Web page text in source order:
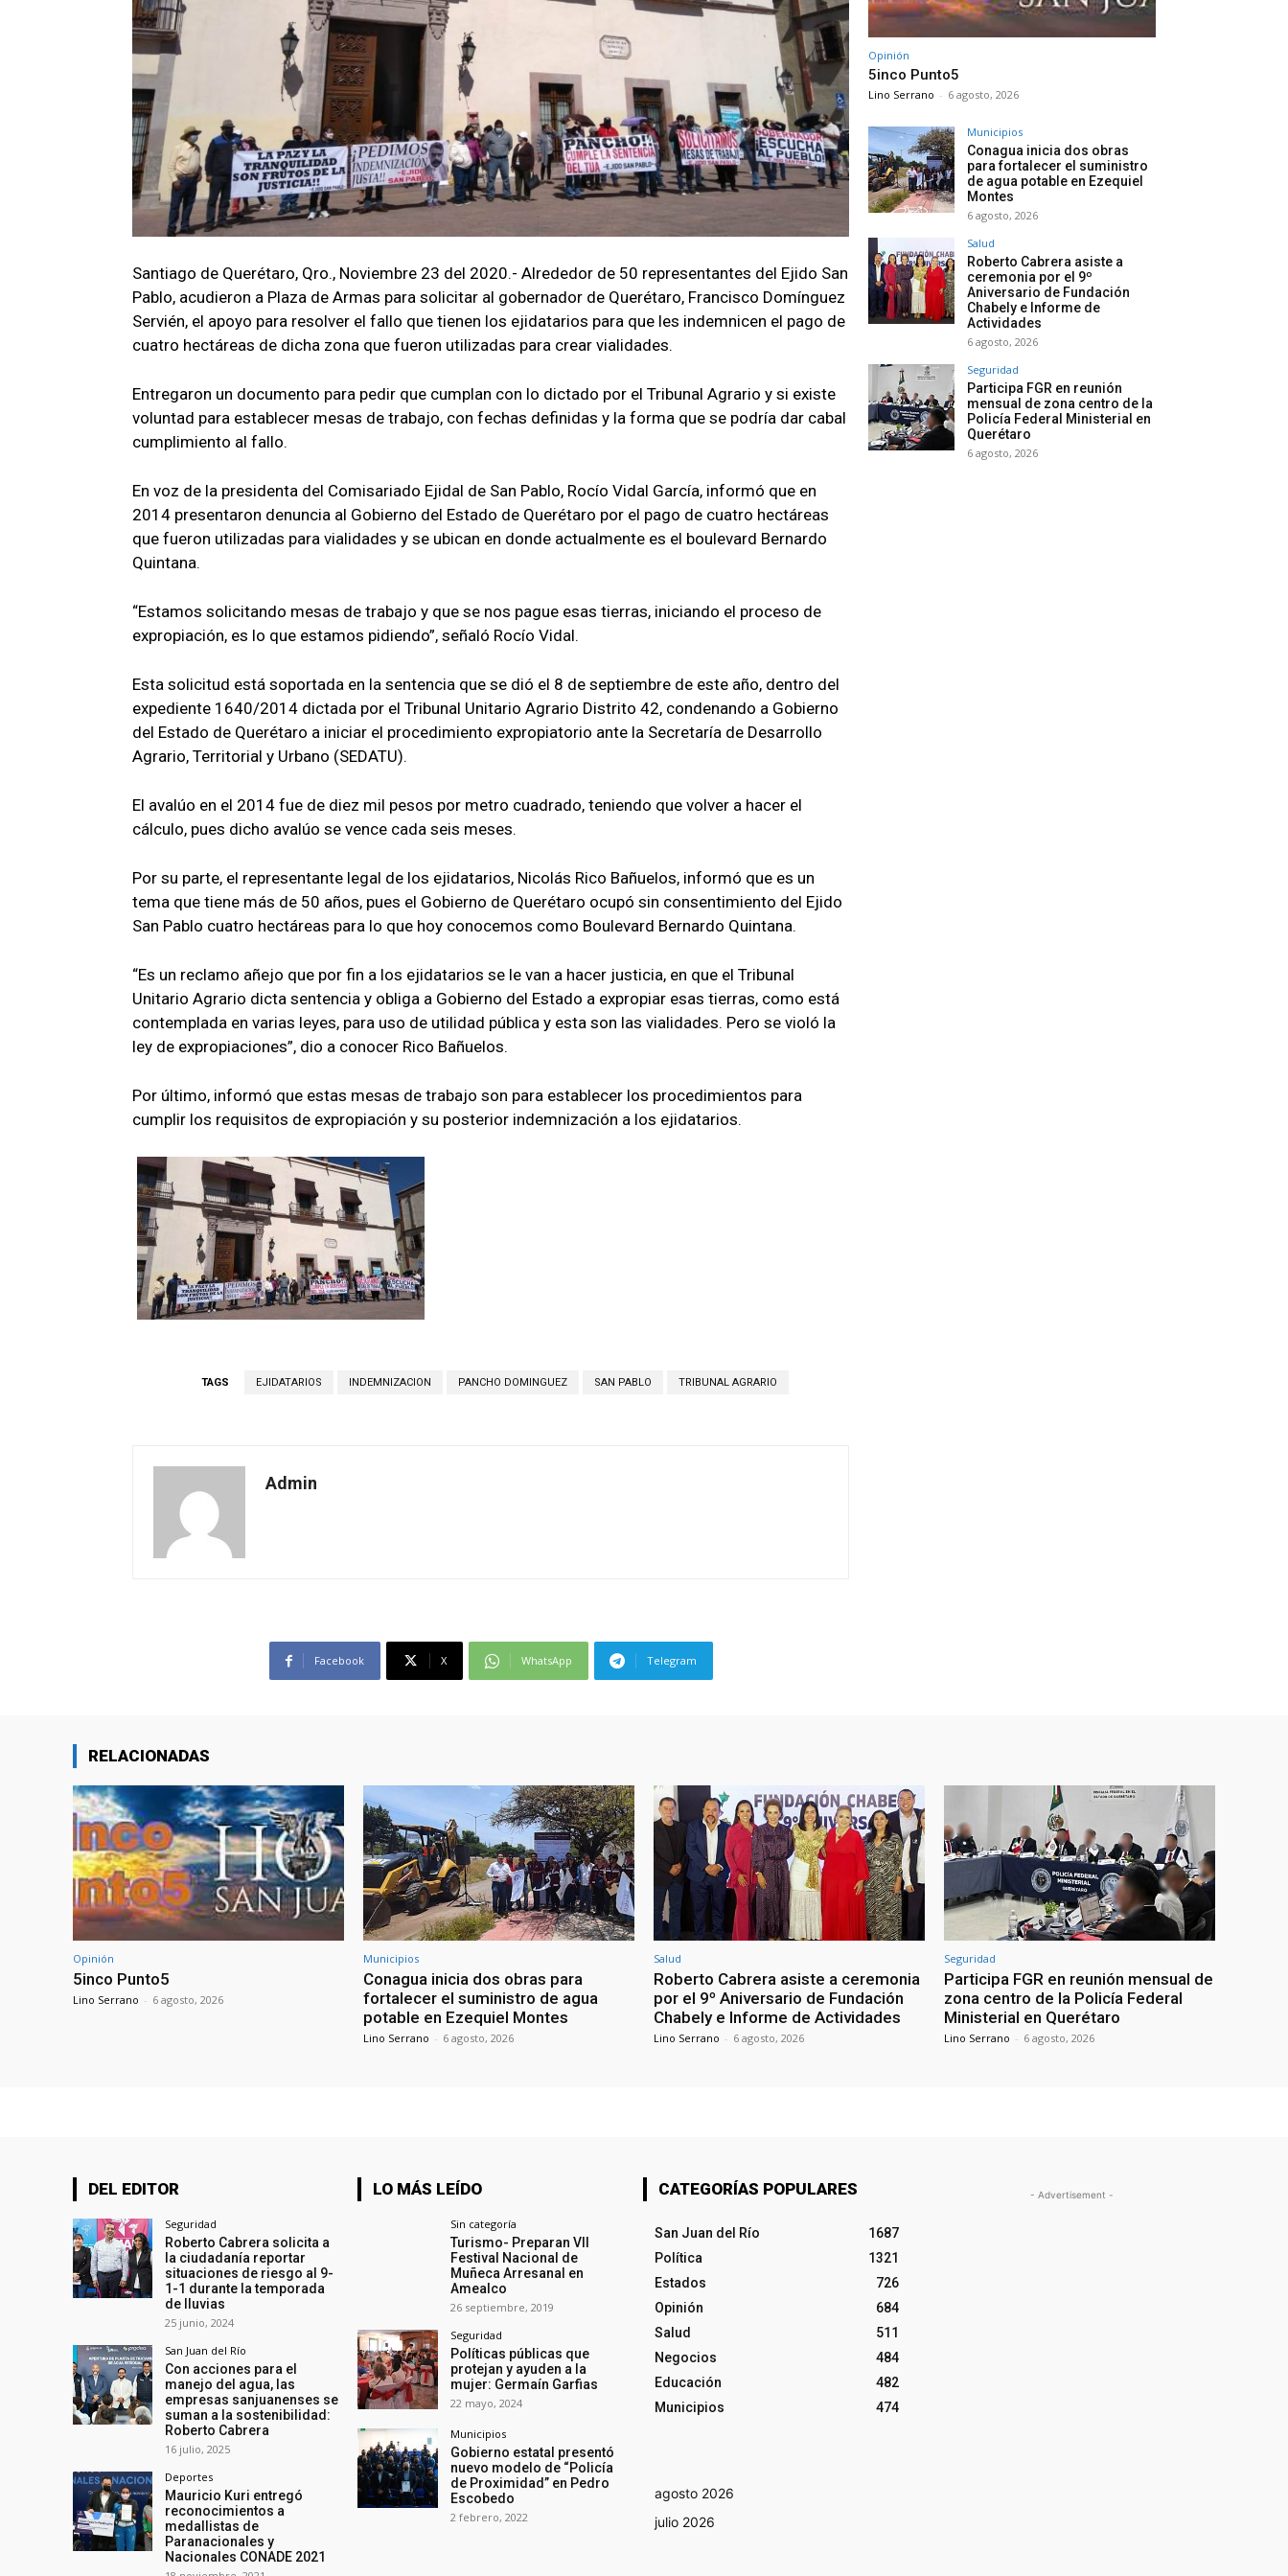
Santiago de Querétaro, Qro., Noviembre 23 del 2020.- Alrededor de 50 representantes del Ejido San
Pablo, acudieron a Plaza de Armas para solicitar al gobernador de Querétaro, Francisco Domínguez
Servién, el apoyo para resolver el fallo que tienen los ejidatarios para que les indemnicen el pago de
cuatro hectáreas de dicha zona que fueron utilizadas para crear vialidades.
Entregaron un documento para pedir que cumplan con lo dictado por el Tribunal Agrario y si existe
voluntad para establecer mesas de trabajo, con fechas definidas y la forma que se podría dar cabal
cumplimiento al fallo.
En voz de la presidenta del Comisariado Ejidal de San Pablo, Rocío Vidal García, informó que en
2014 presentaron denuncia al Gobierno del Estado de Querétaro por el pago de cuatro hectáreas
que fueron utilizadas para vialidades y se ubican en donde actualmente es el boulevard Bernardo
Quintana.
“Estamos solicitando mesas de trabajo y que se nos pague esas tierras, iniciando el proceso de
expropiación, es lo que estamos pidiendo”, señaló Rocío Vidal.
Esta solicitud está soportada en la sentencia que se dió el 8 de septiembre de este año, dentro del
expediente 1640/2014 dictada por el Tribunal Unitario Agrario Distrito 42, condenando a Gobierno
del Estado de Querétaro a iniciar el procedimiento expropiatorio ante la Secretaría de Desarrollo
Agrario, Territorial y Urbano (SEDATU).
El avalúo en el 2014 fue de diez mil pesos por metro cuadrado, teniendo que volver a hacer el
cálculo, pues dicho avalúo se vence cada seis meses.
Por su parte, el representante legal de los ejidatarios, Nicolás Rico Bañuelos, informó que es un
tema que tiene más de 50 años, pues el Gobierno de Querétaro ocupó sin consentimiento del Ejido
San Pablo cuatro hectáreas para lo que hoy conocemos como Boulevard Bernardo Quintana.
“Es un reclamo añejo que por fin a los ejidatarios se le van a hacer justicia, en que el Tribunal
Unitario Agrario dicta sentencia y obliga a Gobierno del Estado a expropiar esas tierras, como está
contemplada en varias leyes, para uso de utilidad pública y esta son las vialidades. Pero se violó la
ley de expropiaciones”, dio a conocer Rico Bañuelos.
Por último, informó que estas mesas de trabajo son para establecer los procedimientos para
cumplir los requisitos de expropiación y su posterior indemnización a los ejidatarios.
TAGS EJIDATARIOS INDEMNIZACION PANCHO DOMINGUEZ SAN PABLO TRIBUNAL AGRARIO
Admin
Facebook X WhatsApp Telegram
Opinión
5inco Punto5
Lino Serrano - 6 agosto, 2026
Municipios
Conagua inicia dos obras
para fortalecer el suministro
de agua potable en Ezequiel
Montes
6 agosto, 2026
Salud
Roberto Cabrera asiste a
ceremonia por el 9º
Aniversario de Fundación
Chabely e Informe de
Actividades
6 agosto, 2026
Seguridad
Participa FGR en reunión
mensual de zona centro de la
Policía Federal Ministerial en
Querétaro
6 agosto, 2026
RELACIONADAS
Opinión
5inco Punto5
Lino Serrano - 6 agosto, 2026
Municipios
Conagua inicia dos obras para
fortalecer el suministro de agua
potable en Ezequiel Montes
Lino Serrano - 6 agosto, 2026
Salud
Roberto Cabrera asiste a ceremonia
por el 9º Aniversario de Fundación
Chabely e Informe de Actividades
Lino Serrano - 6 agosto, 2026
Seguridad
Participa FGR en reunión mensual de
zona centro de la Policía Federal
Ministerial en Querétaro
Lino Serrano - 6 agosto, 2026
DEL EDITOR
Seguridad
Roberto Cabrera solicita a
la ciudadanía reportar
situaciones de riesgo al 9-
1-1 durante la temporada
de lluvias
25 junio, 2024
San Juan del Río
Con acciones para el
manejo del agua, las
empresas sanjuanenses se
suman a la sostenibilidad:
Roberto Cabrera
16 julio, 2025
Deportes
Mauricio Kuri entregó
reconocimientos a
medallistas de
Paranacionales y
Nacionales CONADE 2021
LO MÁS LEÍDO
Sin categoría
Turismo- Preparan VII
Festival Nacional de
Muñeca Arresanal en
Amealco
26 septiembre, 2019
Seguridad
Políticas públicas que
protejan y ayuden a la
mujer: Germaín Garfias
22 mayo, 2024
Municipios
Gobierno estatal presentó
nuevo modelo de “Policía
de Proximidad” en Pedro
Escobedo
2 febrero, 2022
CATEGORÍAS POPULARES
San Juan del Río
1687
Política
1321
Estados
726
Opinión
684
Salud
511
Negocios
484
Educación
482
Municipios
474
agosto 2026
julio 2026
- Advertisement -